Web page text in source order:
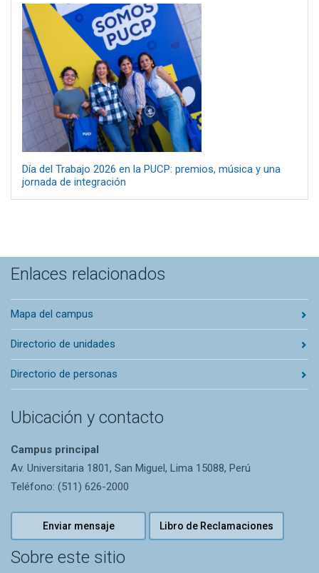
Día del Trabajo 2026 en la PUCP: premios, música y una
jornada de integración
Enlaces relacionados
Mapa del campus
Directorio de unidades
Directorio de personas
Ubicación y contacto
Campus principal
Av. Universitaria 1801, San Miguel, Lima 15088, Perú
Teléfono: (511) 626-2000
Enviar mensaje Libro de Reclamaciones
Sobre este sitio